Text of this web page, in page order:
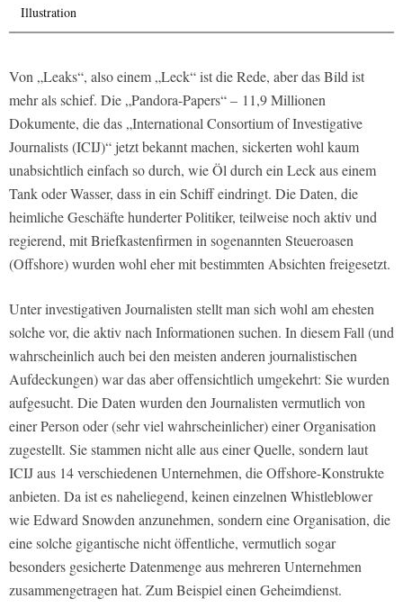
Illustration
Von „Leaks“, also einem „Leck“ ist die Rede, aber das Bild ist
mehr als schief. Die „Pandora-Papers“ – 11,9 Millionen
Dokumente, die das „International Consortium of Investigative
Journalists (ICIJ)“ jetzt bekannt machen, sickerten wohl kaum
unabsichtlich einfach so durch, wie Öl durch ein Leck aus einem
Tank oder Wasser, dass in ein Schiff eindringt. Die Daten, die
heimliche Geschäfte hunderter Politiker, teilweise noch aktiv und
regierend, mit Briefkastenfirmen in sogenannten Steueroasen
(Offshore) wurden wohl eher mit bestimmten Absichten freigesetzt.
Unter investigativen Journalisten stellt man sich wohl am ehesten
solche vor, die aktiv nach Informationen suchen. In diesem Fall (und
wahrscheinlich auch bei den meisten anderen journalistischen
Aufdeckungen) war das aber offensichtlich umgekehrt: Sie wurden
aufgesucht. Die Daten wurden den Journalisten vermutlich von
einer Person oder (sehr viel wahrscheinlicher) einer Organisation
zugestellt. Sie stammen nicht alle aus einer Quelle, sondern laut
ICIJ aus 14 verschiedenen Unternehmen, die Offshore-Konstrukte
anbieten. Da ist es naheliegend, keinen einzelnen Whistleblower
wie Edward Snowden anzunehmen, sondern eine Organisation, die
eine solche gigantische nicht öffentliche, vermutlich sogar
besonders gesicherte Datenmenge aus mehreren Unternehmen
zusammengetragen hat. Zum Beispiel einen Geheimdienst.